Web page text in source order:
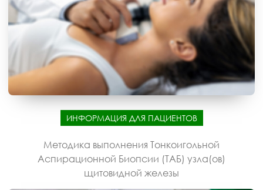
ИНФОРМАЦИЯ ДЛЯ ПАЦИЕНТОВ
Методика выполнения Тонкоигольной
Аспирационной Биопсии (ТАБ) узла(ов)
щитовидной железы